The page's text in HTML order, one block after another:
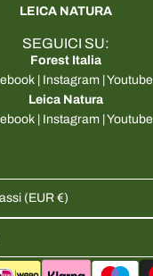
LEICA NATURA
SEGUICI SU:
Forest Italia
| Instagram |Youtube
Leica Natura
| Instagram |Youtube
(EUR €)